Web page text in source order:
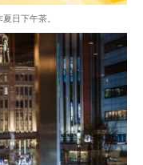
日下午茶。